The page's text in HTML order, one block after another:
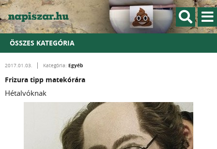
ÖSSZES KATEGÓRIA
2017.01.03. Kategória: Egyéb
Frizura tipp matekórára
Hétalvóknak